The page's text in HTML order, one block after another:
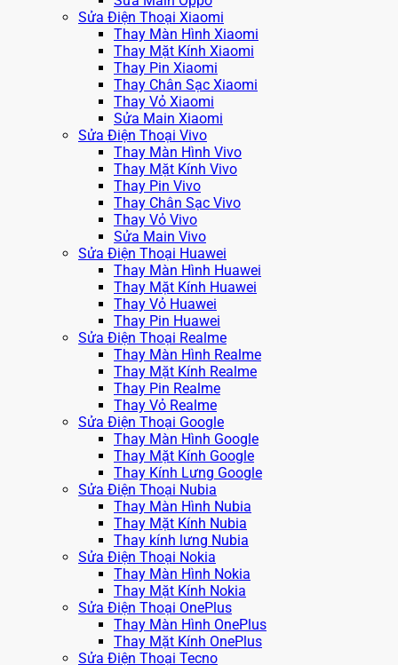
Sửa Điện Thoại Xiaomi
Thay Màn Hình Xiaomi
Thay Mặt Kính Xiaomi
Thay Pin Xiaomi
Thay Chân Sạc Xiaomi
Thay Vỏ Xiaomi
Sửa Main Xiaomi
Sửa Điện Thoại Vivo
Thay Màn Hình Vivo
Thay Mặt Kính Vivo
Thay Pin Vivo
Thay Chân Sạc Vivo
Thay Vỏ Vivo
Sửa Main Vivo
Sửa Điện Thoại Huawei
Thay Màn Hình Huawei
Thay Mặt Kính Huawei
Thay Vỏ Huawei
Thay Pin Huawei
Sửa Điện Thoại Realme
Thay Màn Hình Realme
Thay Mặt Kính Realme
Thay Pin Realme
Thay Vỏ Realme
Sửa Điện Thoại Google
Thay Màn Hình Google
Thay Mặt Kính Google
Thay Kính Lưng Google
Sửa Điện Thoại Nubia
Thay Màn Hình Nubia
Thay Mặt Kính Nubia
Thay kính lưng Nubia
Sửa Điện Thoại Nokia
Thay Màn Hình Nokia
Thay Mặt Kính Nokia
Sửa Điện Thoại OnePlus
Thay Màn Hình OnePlus
Thay Mặt Kính OnePlus
Sửa Điện Thoại Tecno